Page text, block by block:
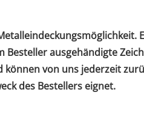
ausgehändigte
von uns jederzeit
des Bestellers eignet.